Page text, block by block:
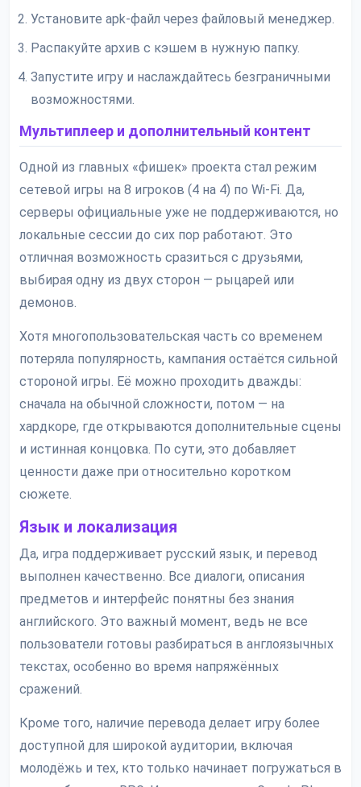
Установите apk-файл через файловый менеджер.
Распакуйте архив с кэшем в нужную папку.
Запустите игру и наслаждайтесь безграничными
возможностями.
Мультиплеер и дополнительный контент
Одной из главных «фишек» проекта стал режим
сетевой игры на 8 игроков (4 на 4) по Wi-Fi. Да,
серверы официальные уже не поддерживаются, но
локальные сессии до сих пор работают. Это
отличная возможность сразиться с друзьями,
выбирая одну из двух сторон — рыцарей или
демонов.
Хотя многопользовательская часть со временем
потеряла популярность, кампания остаётся сильной
стороной игры. Её можно проходить дважды:
сначала на обычной сложности, потом — на
хардкоре, где открываются дополнительные сцены
и истинная концовка. По сути, это добавляет
ценности даже при относительно коротком
сюжете.
Язык и локализация
Да, игра поддерживает русский язык, и перевод
выполнен качественно. Все диалоги, описания
предметов и интерфейс понятны без знания
английского. Это важный момент, ведь не все
пользователи готовы разбираться в англоязычных
текстах, особенно во время напряжённых
сражений.
Кроме того, наличие перевода делает игру более
доступной для широкой аудитории, включая
молодёжь и тех, кто только начинает погружаться в